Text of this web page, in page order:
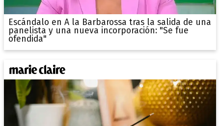
Escándalo en A la Barbarossa tras la salida de una
panelista y una nueva incorporación: "Se fue
ofendida"